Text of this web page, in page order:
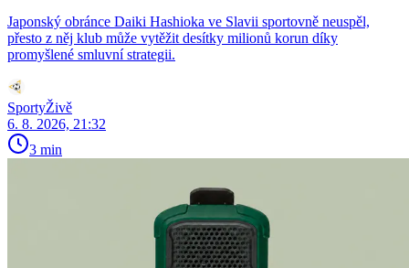
Japonský obránce Daiki Hashioka ve Slavii sportovně neuspěl,
přesto z něj klub může vytěžit desítky milionů korun díky
promyšlené smluvní strategii.
SportyŽivě
6. 8. 2026, 21:32
3 min